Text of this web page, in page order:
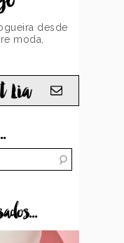
desde
moda,
Lia